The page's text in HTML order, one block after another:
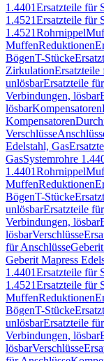
1.4401Ersatzteile für
1.4521Ersatzteile für
1.4521Rohrnippel
MuffenReduktionen
BögenT-Stücke
Zirkulation
unlösbarErsatzteile
Verbindungen, lösbar
lösbarKompensatoren
Kompensatoren
Verschlüsse
Edelstahl, Gas
GasSystemrohre
1.4401Rohrnippel
MuffenReduktionen
BögenT-Stücke
unlösbarErsatzteile
Verbindungen, lösbar
lösbarVerschlüsse
für Anschlüsse
Geberit Mapress
1.4401Ersatzteile für
1.4521Ersatzteile für
MuffenReduktionen
BögenT-Stücke
unlösbarErsatzteile
Verbindungen, lösbar
lösbarVerschlüsse